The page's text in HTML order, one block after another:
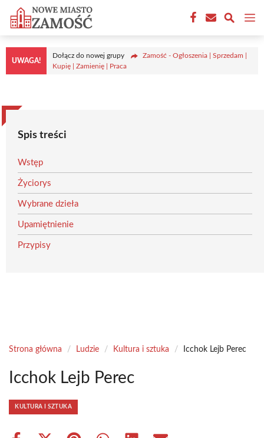
Przejdź
treści
UWAGA!
Dołącz do nowej grupy
Zamość - Ogłoszenia | Sprzedam |
Kupię | Zamienię | Praca
Spis treści
Wstęp
Życiorys
Wybrane dzieła
Upamiętnienie
Przypisy
Strona główna / Ludzie / Kultura i sztuka / Icchok Lejb Perec
Icchok Lejb Perec
KULTURA I SZTUKA